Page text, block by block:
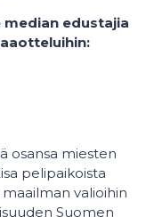
edustajia
osansa miesten
pelipaikoista
valioihin
Suomen